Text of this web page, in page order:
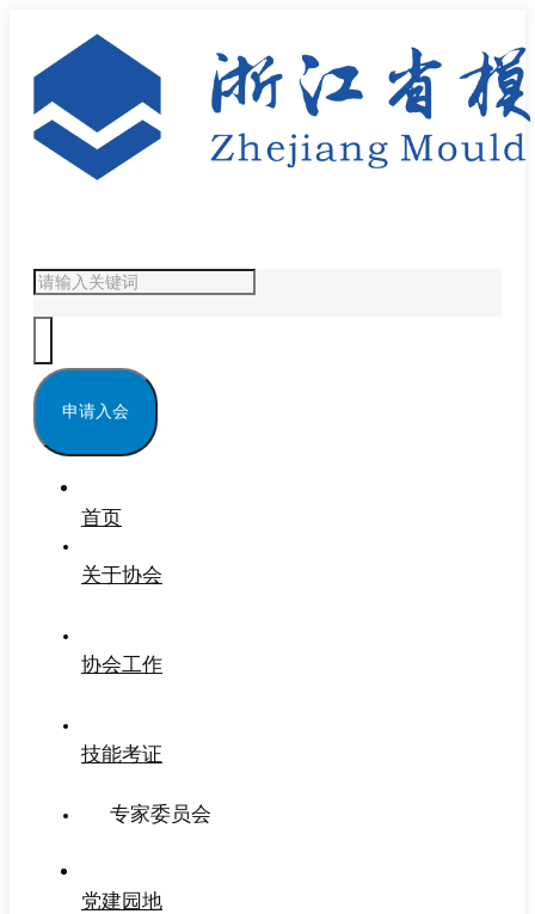
申请入会
首页
关于协会
协会工作
技能考证
专家委员会
党建园地